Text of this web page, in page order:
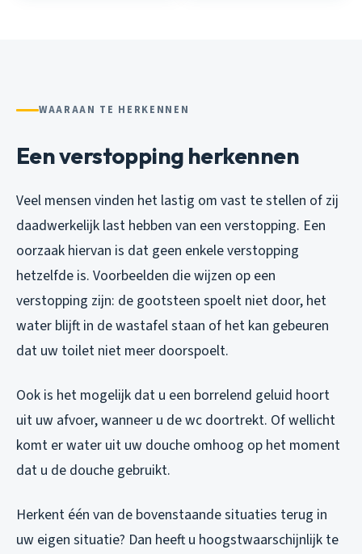
WAARAAN TE HERKENNEN
Een verstopping herkennen
Veel mensen vinden het lastig om vast te stellen of zij
daadwerkelijk last hebben van een verstopping. Een
oorzaak hiervan is dat geen enkele verstopping
hetzelfde is. Voorbeelden die wijzen op een
verstopping zijn: de gootsteen spoelt niet door, het
water blijft in de wastafel staan of het kan gebeuren
dat uw toilet niet meer doorspoelt.
Ook is het mogelijk dat u een borrelend geluid hoort
uit uw afvoer, wanneer u de wc doortrekt. Of wellicht
komt er water uit uw douche omhoog op het moment
dat u de douche gebruikt.
Herkent één van de bovenstaande situaties terug in
uw eigen situatie? Dan heeft u hoogstwaarschijnlijk te